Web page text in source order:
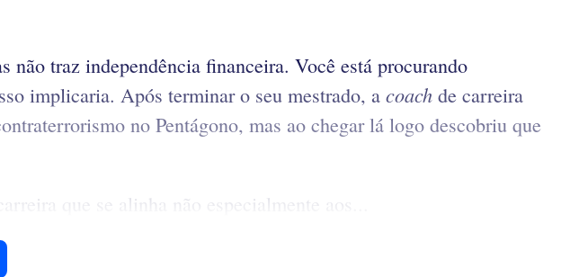
não traz independência financeira. Você está procurando
implicaria. Após terminar o seu mestrado, a coach de carreira
no Pentágono, mas ao chegar lá logo descobriu que
que se alinha não especialmente aos...